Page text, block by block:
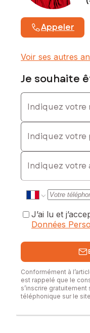
Prix de vente : 69
Honoraires charge
Contactez votre
CHEVALLEREAU,
455 710
Appeler
Voir ses autres
Je souhaite
Indiquez votre nom
Indiquez votre
E-mail
J’ai lu et
Données
Conformément à
est rappelé que le
s’inscrire
téléphonique sur le site